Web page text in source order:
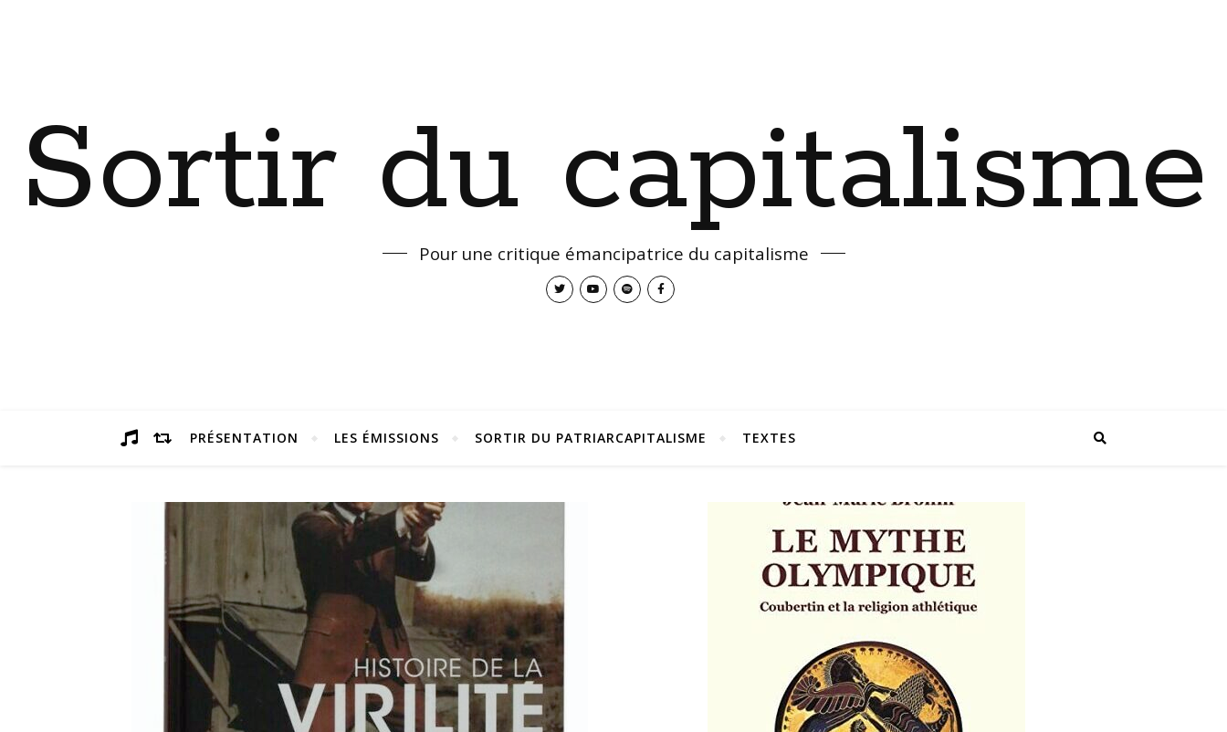
Sortir du capitalisme
Pour une critique émancipatrice du capitalisme
PRÉSENTATION LES ÉMISSIONS SORTIR DU PATRIARCAPITALISME TEXTES